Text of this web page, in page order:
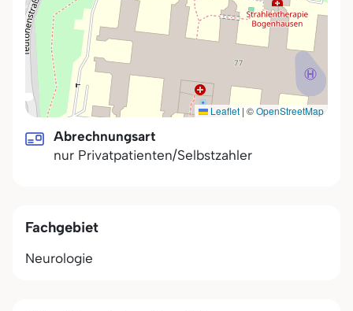
Leaflet | ©OpenStreetMap
Abrechnungsart
nur Privatpatienten/Selbstzahler
Fachgebiet
Neurologie